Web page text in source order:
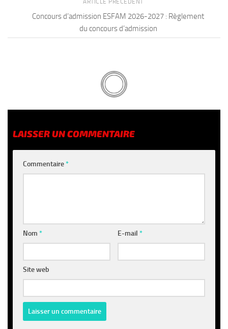
ARTICLE PRÉCÉDENT
Concours d’admission ESFAM 2026-2027 : Règlement
du concours d’admission
LAISSER UN COMMENTAIRE
Commentaire*
Nom * E-mail*
Site web